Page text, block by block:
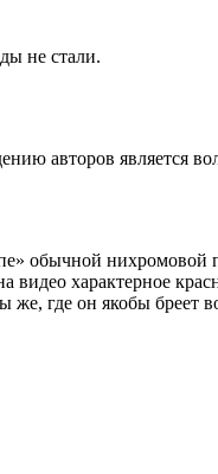
не стали.
авторов является
обычной нихромовой
характерное
где он якобы бреет